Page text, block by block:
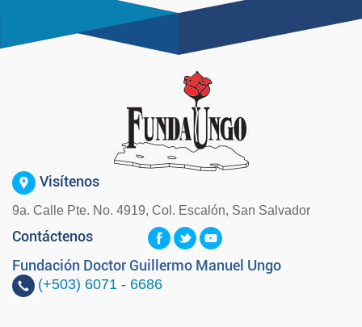
Visítenos
9a. Calle Pte. No. 4919, Col. Escalón, San Salvador
Contáctenos
Fundación Doctor Guillermo Manuel Ungo
(+503) 6071 - 6686